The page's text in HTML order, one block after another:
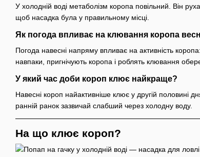
У холодній воді метаболізм коропа повільний. Він
щоб насадка була у правильному місці.
Як погода впливає на клювання коропа
Погода навесні напряму впливає на активність
навпаки, пригнічують коропа і роблять клювання
У який час доби короп клює найкраще?
Навесні короп найактивніше клює у другій половині
ранній ранок зазвичай слабший через холодну воду.
На що клює короп?